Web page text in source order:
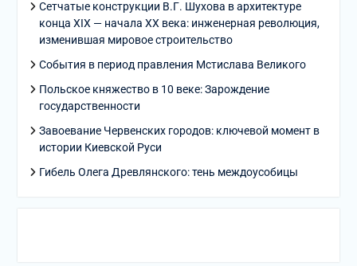
Сетчатые конструкции В.Г. Шухова в архитектуре
конца XIX — начала XX века: инженерная революция,
изменившая мировое строительство
События в период правления Мстислава Великого
Польское княжество в 10 веке: Зарождение
государственности
Завоевание Червенских городов: ключевой момент в
истории Киевской Руси
Гибель Олега Древлянского: тень междоусобицы